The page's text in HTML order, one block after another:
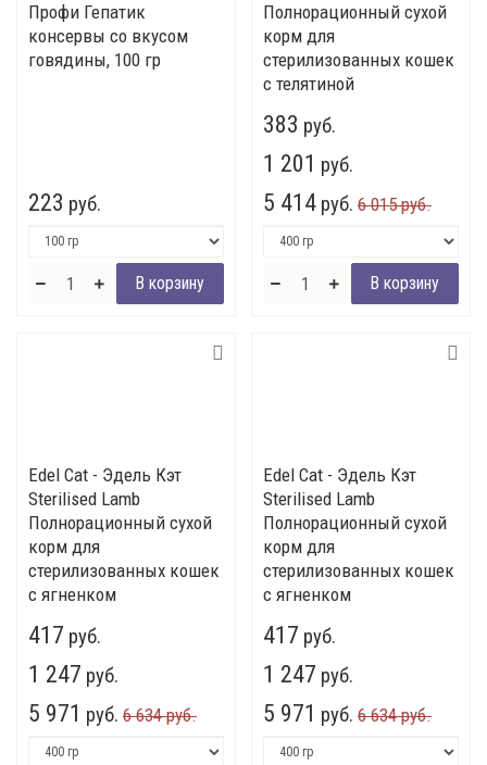
Профи Гепатик
консервы со вкусом
говядины, 100 гр
223 руб.
Полнорационный сухой
корм для
стерилизованных кошек
с телятиной
383 руб.
1 201 руб.
5 414 руб. 6 015 руб.
Edel Cat - Эдель Кэт
Sterilised Lamb
Полнорационный сухой
корм для
стерилизованных кошек
с ягненком
417 руб.
1 247 руб.
5 971 руб. 6 634 руб.
Edel Cat - Эдель Кэт
Sterilised Lamb
Полнорационный сухой
корм для
стерилизованных кошек
с ягненком
417 руб.
1 247 руб.
5 971 руб. 6 634 руб.